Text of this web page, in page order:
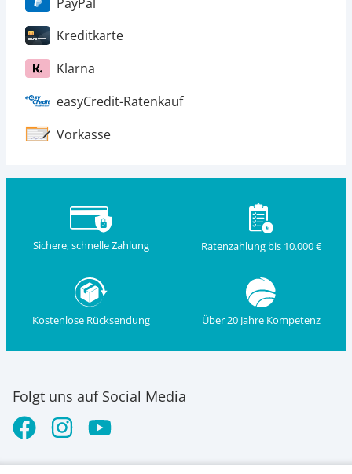
Kreditkarte
Klarna
easyCredit-Ratenkauf
Vorkasse
Sichere, schnelle Zahlung Ratenzahlung bis 10.000 €
Kostenlose Rücksendung Über 20 Jahre Kompetenz
Folgt uns auf Social Media